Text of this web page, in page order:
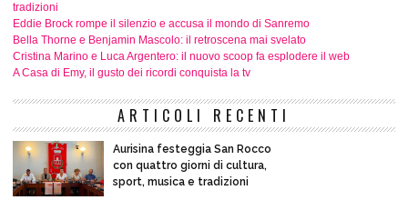
tradizioni
Eddie Brock rompe il silenzio e accusa il mondo di Sanremo
Bella Thorne e Benjamin Mascolo: il retroscena mai svelato
Cristina Marino e Luca Argentero: il nuovo scoop fa esplodere il web
A Casa di Emy, il gusto dei ricordi conquista la tv
ARTICOLI RECENTI
Aurisina festeggia San Rocco
con quattro giorni di cultura,
sport, musica e tradizioni